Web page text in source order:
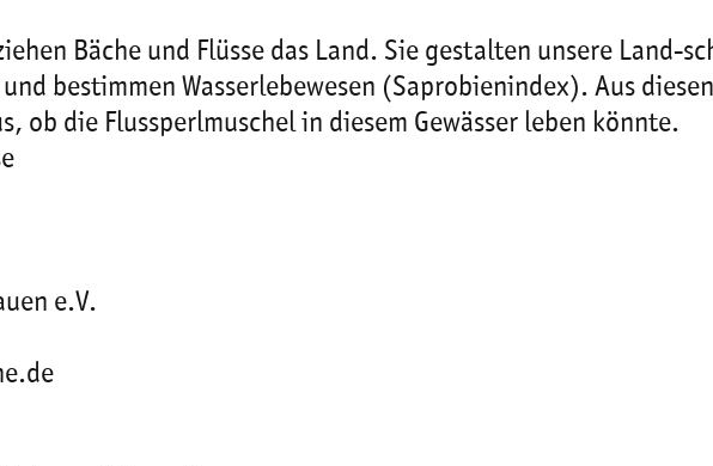
Bäche und Flüsse das Land. Sie gestalten unsere Land-
bestimmen Wasserlebewesen (Saprobienindex). Aus
ob die Flussperlmuschel in diesem Gewässer leben könnte.
e.V.